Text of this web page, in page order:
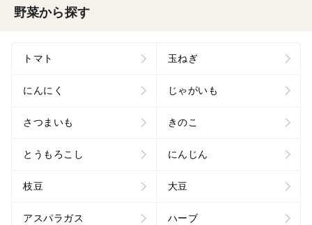
野菜から探す
トマト 玉ねぎ
にんにく じゃがいも
さつまいも きのこ
とうもろこし にんじん
枝豆 大豆
アスパラガス ハーブ